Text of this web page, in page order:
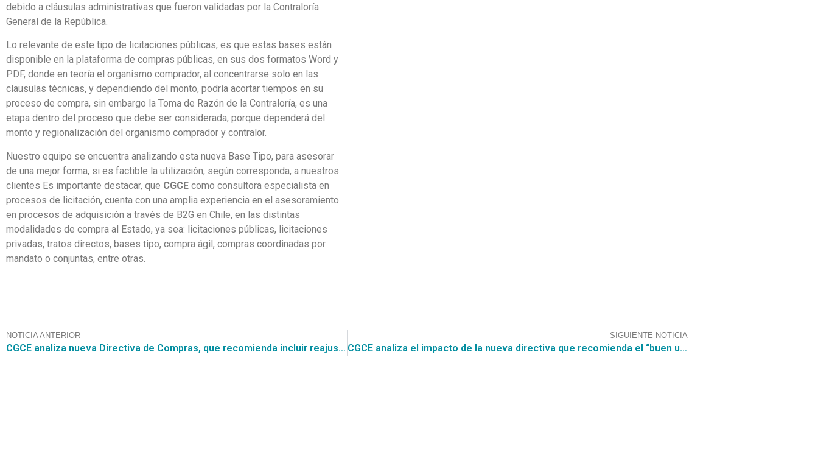
debido a cláusulas administrativas que fueron validadas por la Contraloría
General de la República.
Lo relevante de este tipo de licitaciones públicas, es que estas bases están
disponible en la plataforma de compras públicas, en sus dos formatos Word y
PDF, donde en teoría el organismo comprador, al concentrarse solo en las
clausulas técnicas, y dependiendo del monto, podría acortar tiempos en su
proceso de compra, sin embargo la Toma de Razón de la Contraloría, es una
etapa dentro del proceso que debe ser considerada, porque dependerá del
monto y regionalización del organismo comprador y contralor.
Nuestro equipo se encuentra analizando esta nueva Base Tipo, para asesorar
de una mejor forma, si es factible la utilización, según corresponda, a nuestros
clientes Es importante destacar, que CGCE como consultora especialista en
procesos de licitación, cuenta con una amplia experiencia en el asesoramiento
en procesos de adquisición a través de B2G en Chile, en las distintas
modalidades de compra al Estado, ya sea: licitaciones públicas, licitaciones
privadas, tratos directos, bases tipo, compra ágil, compras coordinadas por
mandato o conjuntas, entre otras.
NOTICIA ANTERIOR
CGCE analiza nueva Directiva de Compras, que recomienda incluir reajuste de precios en las Compras.
SIGUIENTE NOTICIA
CGCE analiza el impacto de la nueva directiva que recomienda el “buen uso de las garantías en licitaciones” en sus clientes